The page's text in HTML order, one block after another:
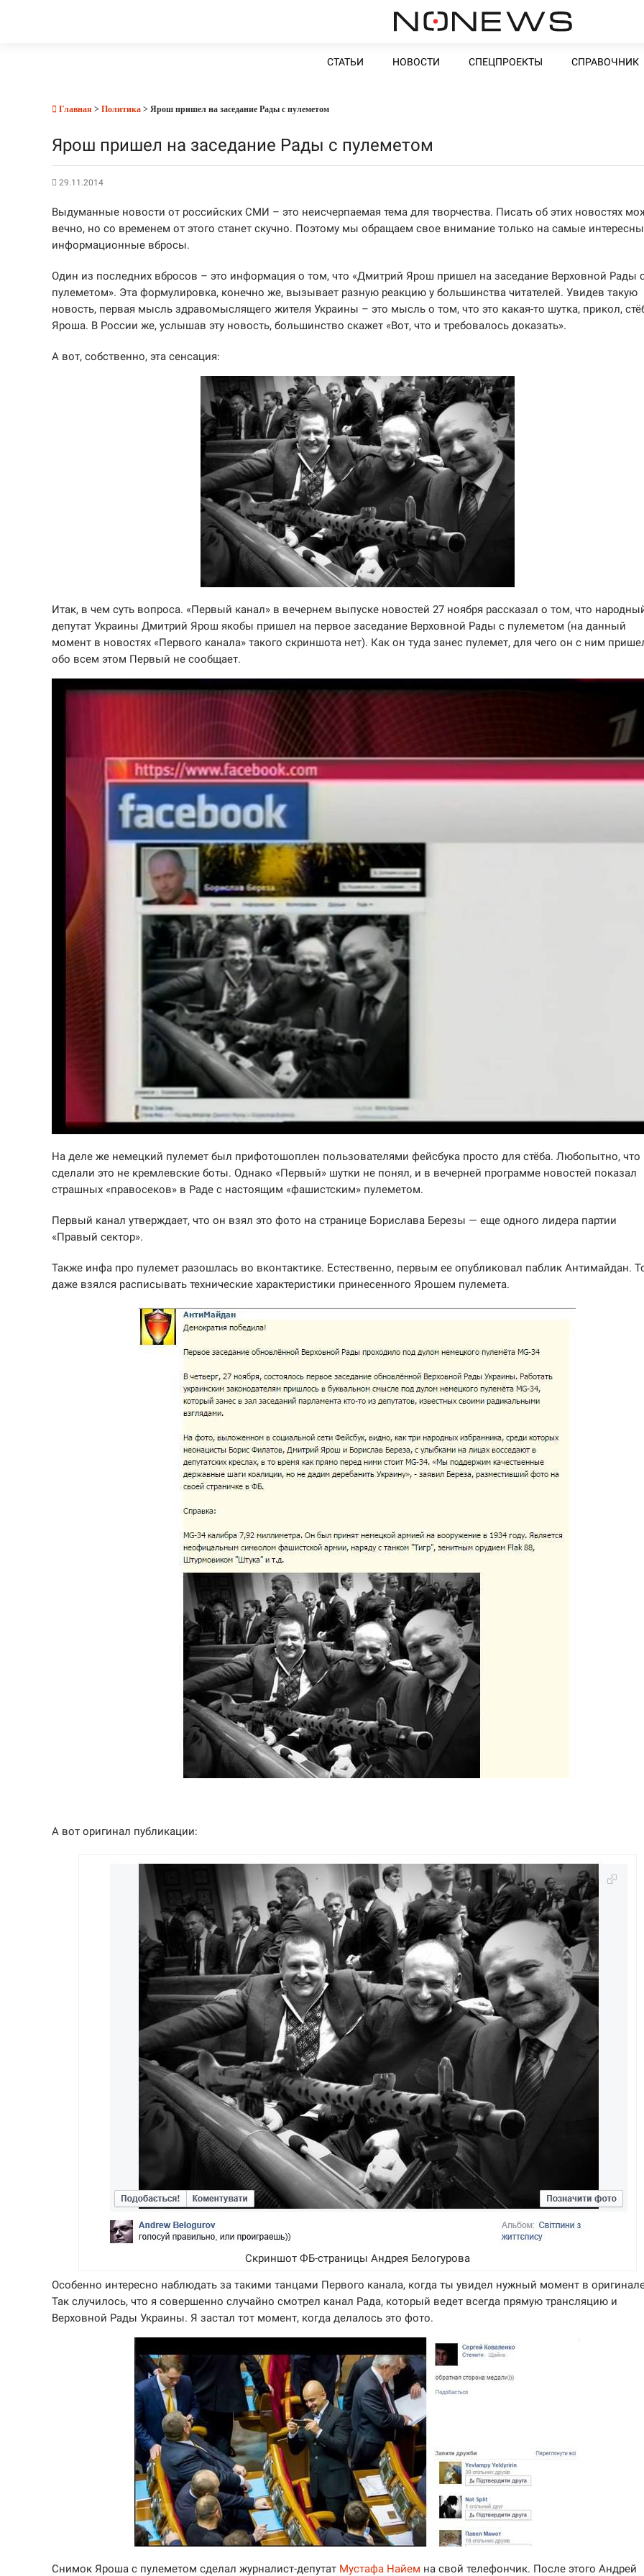
СТАТЬИ НОВОСТИ СПЕЦПРОЕКТЫ СПРАВОЧНИК
Главная > Политика > Ярош пришел на заседание Рады с пулеметом
Ярош пришел на заседание Рады с пулеметом
29.11.2014
Выдуманные новости от российских СМИ – это неисчерпаемая тема для творчества. Писать об этих новостях
вечно, но со временем от этого станет скучно. Поэтому мы обращаем свое внимание только на самые
информационные вбросы.
Один из последних вбросов – это информация о том, что «Дмитрий Ярош пришел на заседание Верховной Рады
пулеметом». Эта формулировка, конечно же, вызывает разную реакцию у большинства читателей. Увидев такую
новость, первая мысль здравомыслящего жителя Украины – это мысль о том, что это какая-то шутка, прикол,
Яроша. В России же, услышав эту новость, большинство скажет «Вот, что и требовалось доказать».
А вот, собственно, эта сенсация:
Итак, в чем суть вопроса. «Первый канал» в вечернем выпуске новостей 27 ноября рассказал о том, что
депутат Украины Дмитрий Ярош якобы пришел на первое заседание Верховной Рады с пулеметом (на данный
момент в новостях «Первого канала» такого скриншота нет). Как он туда занес пулемет, для чего он с ним
обо всем этом Первый не сообщает.
На деле же немецкий пулемет был прифотошоплен пользователями фейсбука просто для стёба. Любопытно, что
сделали это не кремлевские боты. Однако «Первый» шутки не понял, и в вечерней программе новостей показал
страшных «правосеков» в Раде с настоящим «фашистским» пулеметом.
Первый канал утверждает, что он взял это фото на странице Борислава Березы — еще одного лидера партии
«Правый сектор».
Также инфа про пулемет разошлась во вконтактике. Естественно, первым ее опубликовал паблик Антимайдан.
даже взялся расписывать технические характеристики принесенного Ярошем пулемета.
А вот оригинал публикации:
Скриншот ФБ-страницы Андрея Белогурова
Особенно интересно наблюдать за такими танцами Первого канала, когда ты увидел нужный момент в
Так случилось, что я совершенно случайно смотрел канал Рада, который ведет всегда прямую трансляцию и
Верховной Рады Украины. Я застал тот момент, когда делалось это фото.
Снимок Яроша с пулеметом сделал журналист-депутат Мустафа Найем на свой телефончик. После этого Андрей